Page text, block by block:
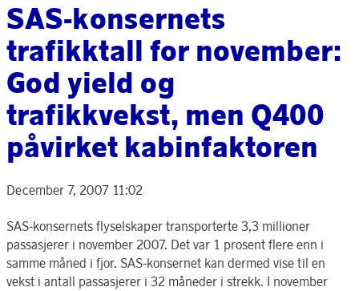
SAS-konsernets
trafikktall for november:
God yield og
trafikkvekst, men Q400
påvirket kabinfaktoren
December 7, 2007 11:02
SAS-konsernets flyselskaper transporterte 3,3 millioner
passasjerer i november 2007. Det var 1 prosent flere enn i
samme måned i fjor. SAS-konsernet kan dermed vise til en
vekst i antall passasjerer i 32 måneder i strekk. I november